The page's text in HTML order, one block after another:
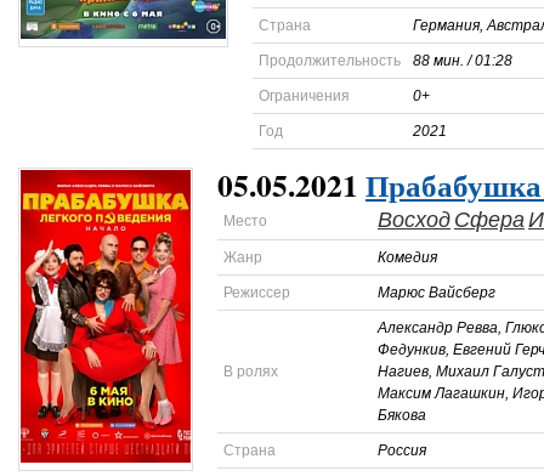
Страна Германия,
Продолжительность 88 мин. / 01:28
Ограничения 0+
Год 2021
05.05.2021Прабабушка
Место Восход Сфера
Жанр Комедия
Режиссер Марюс Вайсберг
В ролях
Александр Ревва,
Федункив, Евгений
Нагиев, Михаил
Максим Лагашкин,
Бякова
Страна Россия